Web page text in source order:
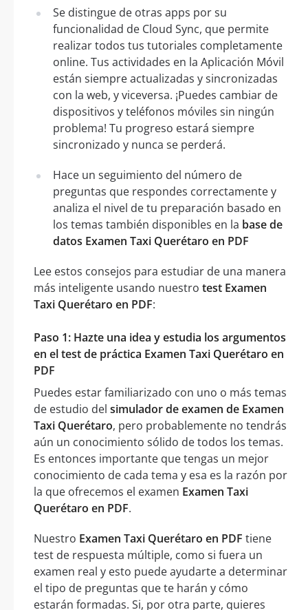
Se distingue de otras apps por su
funcionalidad de Cloud Sync, que permite
realizar todos tus tutoriales completamente
online. Tus actividades en la Aplicación Móvil
están siempre actualizadas y sincronizadas
con la web, y viceversa. ¡Puedes cambiar de
dispositivos y teléfonos móviles sin ningún
problema! Tu progreso estará siempre
sincronizado y nunca se perderá.
Hace un seguimiento del número de
preguntas que respondes correctamente y
analiza el nivel de tu preparación basado en
los temas también disponibles en la base de
datos Examen Taxi Querétaro en PDF
Lee estos consejos para estudiar de una manera
más inteligente usando nuestro test Examen
Taxi Querétaro en PDF:
Paso 1: Hazte una idea y estudia los argumentos
en el test de práctica Examen Taxi Querétaro en
PDF
Puedes estar familiarizado con uno o más temas
de estudio del simulador de examen de Examen
Taxi Querétaro, pero probablemente no tendrás
aún un conocimiento sólido de todos los temas.
Es entonces importante que tengas un mejor
conocimiento de cada tema y esa es la razón por
la que ofrecemos el examen Examen Taxi
Querétaro en PDF.
Nuestro Examen Taxi Querétaro en PDF tiene
test de respuesta múltiple, como si fuera un
examen real y esto puede ayudarte a determinar
el tipo de preguntas que te harán y cómo
estarán formadas. Si, por otra parte, quieres